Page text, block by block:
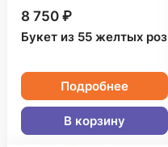
8 750 ₽
Букет из 55 желтых роз
Подробнее
В корзину